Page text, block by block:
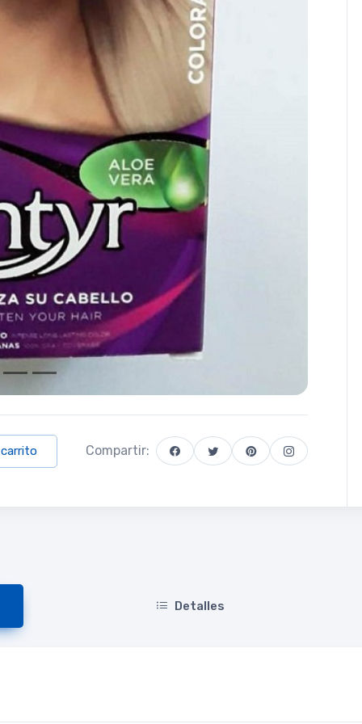
Compartir:
Detalles